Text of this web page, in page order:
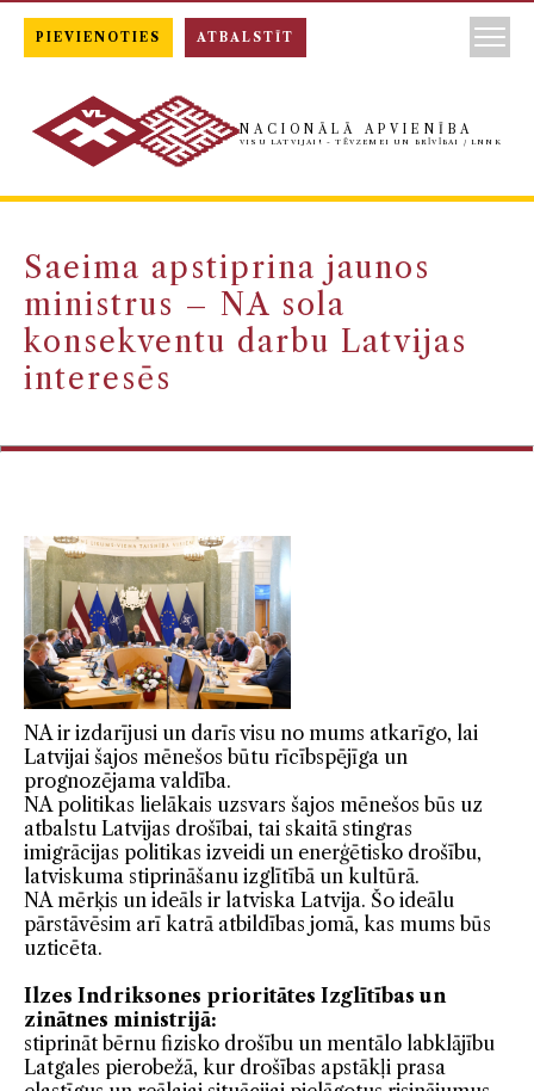
NACIONĀLĀ APVIENĪBA
VISU LATVIJAI! - TĒVZEMEI UN BRĪVĪBAI / LNNK
Saeima apstiprina jaunos
ministrus – NA sola
konsekventu darbu Latvijas
interesēs
NA ir izdarījusi un darīs visu no mums atkarīgo, lai
Latvijai šajos mēnešos būtu rīcībspējīga un
prognozējama valdība.
NA politikas lielākais uzsvars šajos mēnešos būs uz
atbalstu Latvijas drošībai, tai skaitā stingras
imigrācijas politikas izveidi un enerģētisko drošību,
latviskuma stiprināšanu izglītībā un kultūrā.
NA mērķis un ideāls ir latviska Latvija. Šo ideālu
pārstāvēsim arī katrā atbildības jomā, kas mums būs
uzticēta.
Ilzes Indriksones prioritātes Izglītības un
zinātnes ministrijā:
stiprināt bērnu fizisko drošību un mentālo labklājību
Latgales pierobežā, kur drošības apstākļi prasa
PIEVIENOTIES ATBALSTĪT